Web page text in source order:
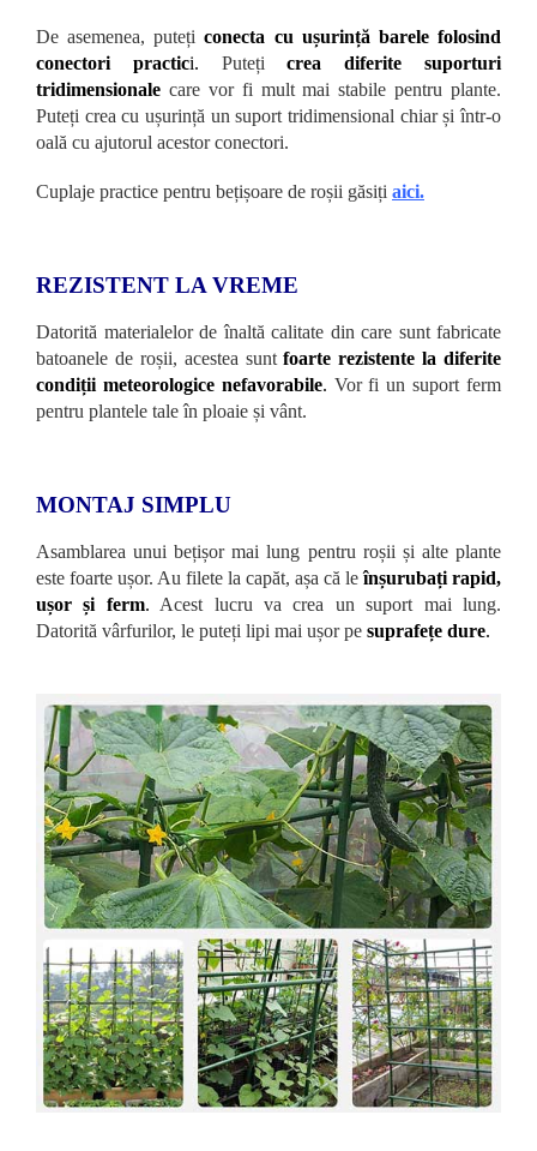
De asemenea, putețiconecta cu ușurință barele folosind
conectori practici. Putețicrea diferite suporturi
tridimensionale care vor fi mult mai stabile pentru plante.
Puteți crea cu ușurință un suport tridimensional chiar și într-o
oală cu ajutorul acestor conectori.
Cuplaje practice pentru bețișoare de roșii găsiți aici.
REZISTENT LA VREME
Datorită materialelor de înaltă calitate din care sunt fabricate
batoanele de roșii, acestea suntfoarte rezistente la diferite
condiții meteorologice nefavorabile. Vor fi un suport ferm
pentru plantele tale în ploaie și vânt.
MONTAJ SIMPLU
Asamblarea unui bețișor mai lung pentru roșii și alte plante
este foarte ușor. Au filete la capăt, așa că leînșurubați rapid,
ușor și ferm. Acest lucru va crea un suport mai lung.
Datorită vârfurilor, le puteți lipi mai ușor pe suprafețe dure.